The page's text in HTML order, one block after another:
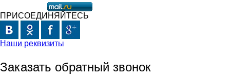
ПРИСОЕДИНЯЙТЕСЬ
Наши реквизиты
Заказать обратный звонок